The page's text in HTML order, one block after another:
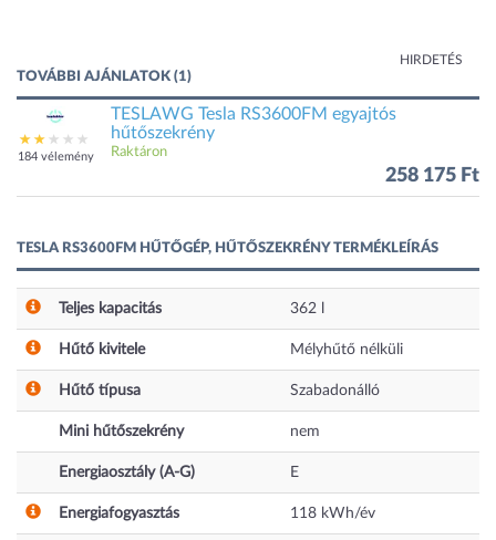
HIRDETÉS
TOVÁBBI AJÁNLATOK (1)
184 vélemény
TESLAWG Tesla RS3600FM egyajtós
hűtőszekrény
Raktáron
258 175 Ft
TESLA RS3600FM HŰTŐGÉP, HŰTŐSZEKRÉNY TERMÉKLEÍRÁS
Teljes kapacitás 362
Hűtő kivitele Mélyhűtő nélküli
Hűtő típusa Szabadonálló
Mini hűtőszekrény nem
Energiaosztály (A-G) E
Energiafogyasztás 118 kWh/év